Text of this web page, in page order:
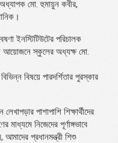
মো. হুমায়ুন কবীর,
ইনস্টিটিউটের পরিচালক
আয়োজনে স্কুলের অধ্যক্ষ মো.
বিষয়ে পারদর্শিতার পুরস্কার
পাশাপাশি শিক্ষার্থীদের
নিজেদের পূর্ণাঙ্গভাবে
প্রধানমন্ত্রী শিশু